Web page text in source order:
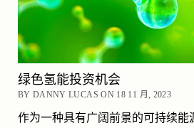
绿色氢能投资机会
BY DANNY LUCAS ON 18 11 月, 2023
作为一种具有广阔前景的可持续能